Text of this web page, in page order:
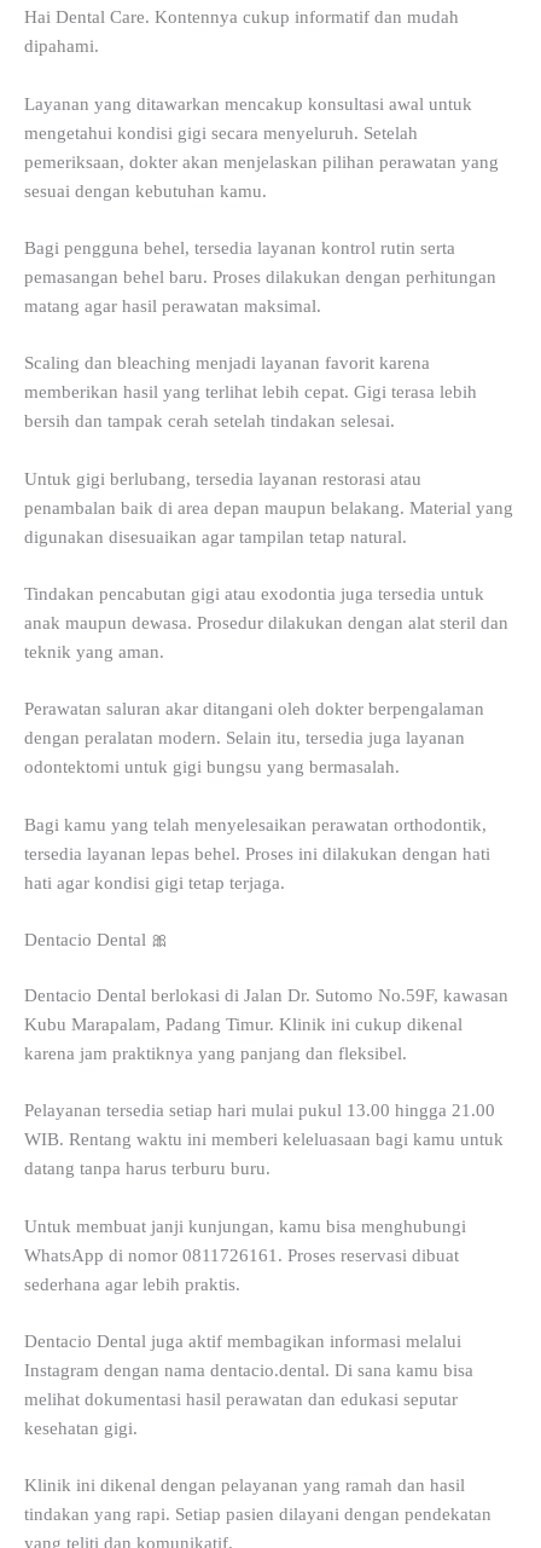
Hai Dental Care. Kontennya cukup informatif dan mudah
dipahami.
Layanan yang ditawarkan mencakup konsultasi awal untuk
mengetahui kondisi gigi secara menyeluruh. Setelah
pemeriksaan, dokter akan menjelaskan pilihan perawatan yang
sesuai dengan kebutuhan kamu.
Bagi pengguna behel, tersedia layanan kontrol rutin serta
pemasangan behel baru. Proses dilakukan dengan perhitungan
matang agar hasil perawatan maksimal.
Scaling dan bleaching menjadi layanan favorit karena
memberikan hasil yang terlihat lebih cepat. Gigi terasa lebih
bersih dan tampak cerah setelah tindakan selesai.
Untuk gigi berlubang, tersedia layanan restorasi atau
penambalan baik di area depan maupun belakang. Material yang
digunakan disesuaikan agar tampilan tetap natural.
Tindakan pencabutan gigi atau exodontia juga tersedia untuk
anak maupun dewasa. Prosedur dilakukan dengan alat steril dan
teknik yang aman.
Perawatan saluran akar ditangani oleh dokter berpengalaman
dengan peralatan modern. Selain itu, tersedia juga layanan
odontektomi untuk gigi bungsu yang bermasalah.
Bagi kamu yang telah menyelesaikan perawatan orthodontik,
tersedia layanan lepas behel. Proses ini dilakukan dengan hati
hati agar kondisi gigi tetap terjaga.
Dentacio Dental 🎀
Dentacio Dental berlokasi di Jalan Dr. Sutomo No.59F, kawasan
Kubu Marapalam, Padang Timur. Klinik ini cukup dikenal
karena jam praktiknya yang panjang dan fleksibel.
Pelayanan tersedia setiap hari mulai pukul 13.00 hingga 21.00
WIB. Rentang waktu ini memberi keleluasaan bagi kamu untuk
datang tanpa harus terburu buru.
Untuk membuat janji kunjungan, kamu bisa menghubungi
WhatsApp di nomor 0811726161. Proses reservasi dibuat
sederhana agar lebih praktis.
Dentacio Dental juga aktif membagikan informasi melalui
Instagram dengan nama dentacio.dental. Di sana kamu bisa
melihat dokumentasi hasil perawatan dan edukasi seputar
kesehatan gigi.
Klinik ini dikenal dengan pelayanan yang ramah dan hasil
tindakan yang rapi. Setiap pasien dilayani dengan pendekatan
yang teliti dan komunikatif.